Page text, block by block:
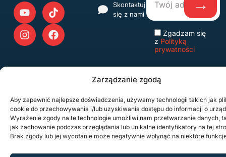
Zarządzanie zgodą
Aby zapewnić najlepsze doświadczenia, używamy technologii takich jak
cookie do przechowywania i/lub uzyskiwania dostępu do informacji o
Wyrażenie zgody na te technologie umożliwi nam przetwarzanie danych,
jak zachowanie podczas przeglądania lub unikalne identyfikatory na tej
Brak zgody lub jej wycofanie może negatywnie wpłynąć na niektóre
Skontaktuj
się z nami
Zgadzam się
z Polityką
prywatności
Copyright © 2026 Castillo.Salsa. Wszelkie prawa zastrzeżone.
Projekt i administracja strony internetowej: Lerox Studio